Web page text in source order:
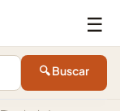
☰
🔍 Buscar